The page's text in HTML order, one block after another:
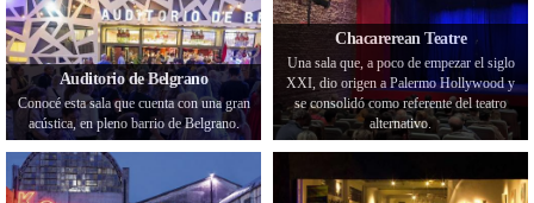
Auditorio de Belgrano
Conocé esta sala que cuenta con una gran
acústica, en pleno barrio de Belgrano.
Chacarerean Teatre
Una sala que, a poco de empezar el siglo
XXI, dio origen a Palermo Hollywood y
se consolidó como referente del teatro
alternativo.